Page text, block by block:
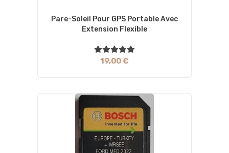
Pare-Soleil Pour GPS Portable Avec
Extension Flexible
19,00 €